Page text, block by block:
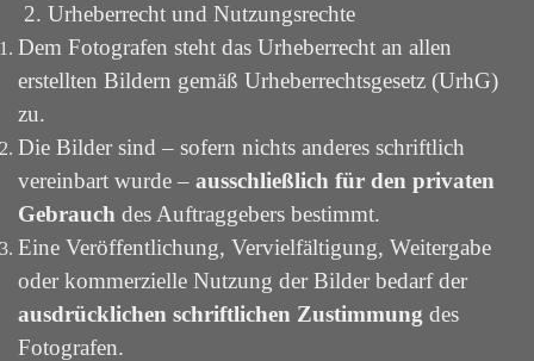
2. Urheberrecht und Nutzungsrechte
Dem Fotografen steht das Urheberrecht an allen
erstellten Bildern gemäß Urheberrechtsgesetz (UrhG)
zu.
Die Bilder sind – sofern nichts anderes schriftlich
vereinbart wurde – ausschließlich für den privaten
Gebrauch des Auftraggebers bestimmt.
Eine Veröffentlichung, Vervielfältigung, Weitergabe
oder kommerzielle Nutzung der Bilder bedarf der
ausdrücklichen schriftlichen Zustimmung des
Fotografen.